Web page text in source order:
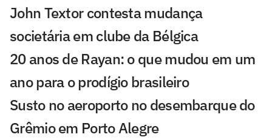
John Textor contesta mudança
societária em clube da Bélgica
20 anos de Rayan: o que mudou em um
ano para o prodígio brasileiro
Susto no aeroporto no desembarque do
Grêmio em Porto Alegre